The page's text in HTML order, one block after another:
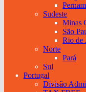
Sudeste
Minas
São
Rio de
Norte
Pará
Sul
Portugal
Divisão